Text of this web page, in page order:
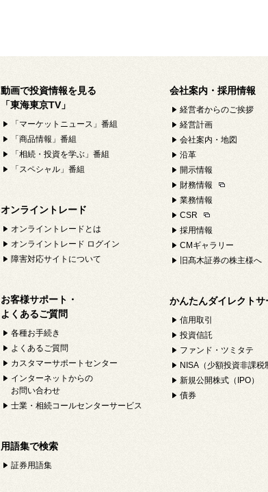
動画で投資情報を見る
「東海東京TV」
「マーケットニュース」番組
「商品情報」番組
「相続・投資を学ぶ」番組
「スペシャル」番組
オンライントレード
オンライントレードとは
オンライントレード ログイン
障害対応サイトについて
お客様サポート・
よくあるご質問
各種お手続き
よくあるご質問
カスタマーサポートセンター
インターネットからの
お問い合わせ
士業・相続コールセンターサービス
用語集で検索
証券用語集
会社案内・採用情報
経営者からのご挨拶
経営計画
会社案内・地図
沿革
開示情報
財務情報
業務情報
CSR
採用情報
CMギャラリー
旧髙木証券の株主様へ
かんたんダイレクトサ
信用取引
投資信託
ファンド・ツミタテ
NISA（少額投資非課税
新規公開株式（IPO）
債券